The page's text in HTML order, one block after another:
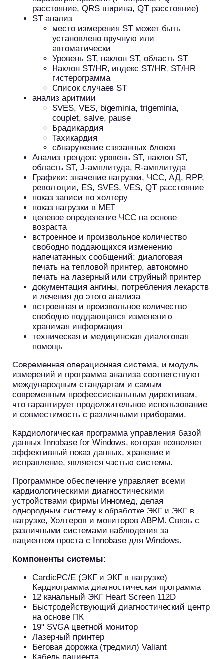
расстояние, QRS ширина, QT расстояние)
ST анализ
место измерения ST может быть
установлено вручную или
автоматически
Уровень ST, наклон ST, область ST
Наклон ST/HR, индекс ST/HR, ST/HR
гистерограмма
Список случаев ST
анализ аритмии
SVES, VES, bigeminia, trigeminia,
couplet, salve, pause
Брадикардия
Тахикардия
обнаружение связанных блоков
Анализ трендов: уровень ST, наклон ST,
область ST, J-амплитуда, R-амплитуда
Графики: значение нагрузки, ЧСС, АД, RPP,
революции, ES, SVES, VES, QT расстояние
показ записи по холтеру
показ нагрузки в MET
целевое определение ЧСС на основе
возраста
встроенное и произвольное количество
свободно поддающихся изменению
напечатанных сообщений: диалоговая
печать на тепловой принтер, автономно
печать на лазерный или струйный принтер
документация ангины, потребления лекарств
и лечения до этого анализа
встроенная и произвольное количество
свободно поддающаяся изменению
хранимая информация
техническая и медицинская диалоговая
помощь
Современная операционная система, и модуль
измерений и программа анализа соответствуют
международным стандартам и самым
современным профессиональным директивам,
что гарантирует продолжительное использование
и совместимость с различными приборами.
Кардиологическая программа управления базой
данных Innobase for Windows, которая позволяет
эффективный показ данных, хранение и
исправление, является частью системы.
Программное обеспечение управляет всеми
кардиологическими диагностическими
устройствами фирмы Инномед, делая
однородным систему к обработке ЭКГ и ЭКГ в
нагрузке, Холтеров и мониторов ABPM. Связь с
различными системами наблюдения за
пациентом проста с Innobase для Windows.
Компоненты системы:
CardioPC/E (ЭКГ и ЭКГ в нагрузке)
Кардиограмма диагностическая программа
12 канальный ЭКГ Heart Screen 112D
Быстродействующий диагностический центр
на основе ПК
19" SVGA цветной монитор
Лазерный принтер
Беговая дорожка (тредмил) Valiant
Кабель пациента